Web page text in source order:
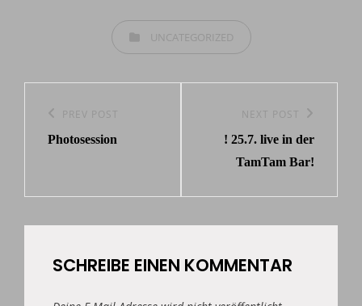
CATEGORIESUNCATEGORIZED
Previous
Post
PREV POST
Photosession
Post
NEXT POST
! 25.7. live in der
TamTam Bar!
SCHREIBE EINEN KOMMENTAR